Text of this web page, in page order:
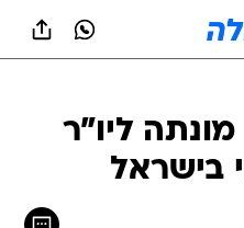
מונתה ליו"ר
בישראל